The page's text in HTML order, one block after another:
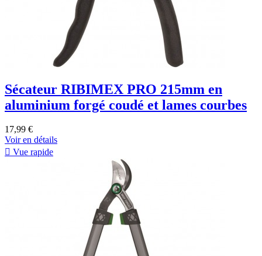
Sécateur RIBIMEX PRO 215mm en
aluminium forgé coudé et lames courbes
17,99 €
Voir en détails
 Vue rapide